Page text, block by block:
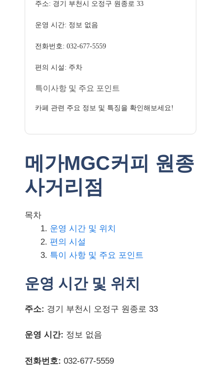
주소: 경기 부천시 오정구 원종로 33
운영 시간: 정보 없음
전화번호: 032-677-5559
편의 시설: 주차
특이사항 및 주요 포인트
카페 관련 주요 정보 및 특징을 확인해보세요!
메가MGC커피 원종
사거리점
목차
운영 시간 및 위치
편의 시설
특이 사항 및 주요 포인트
운영 시간 및 위치
주소: 경기 부천시 오정구 원종로 33
운영 시간: 정보 없음
전화번호: 032-677-5559